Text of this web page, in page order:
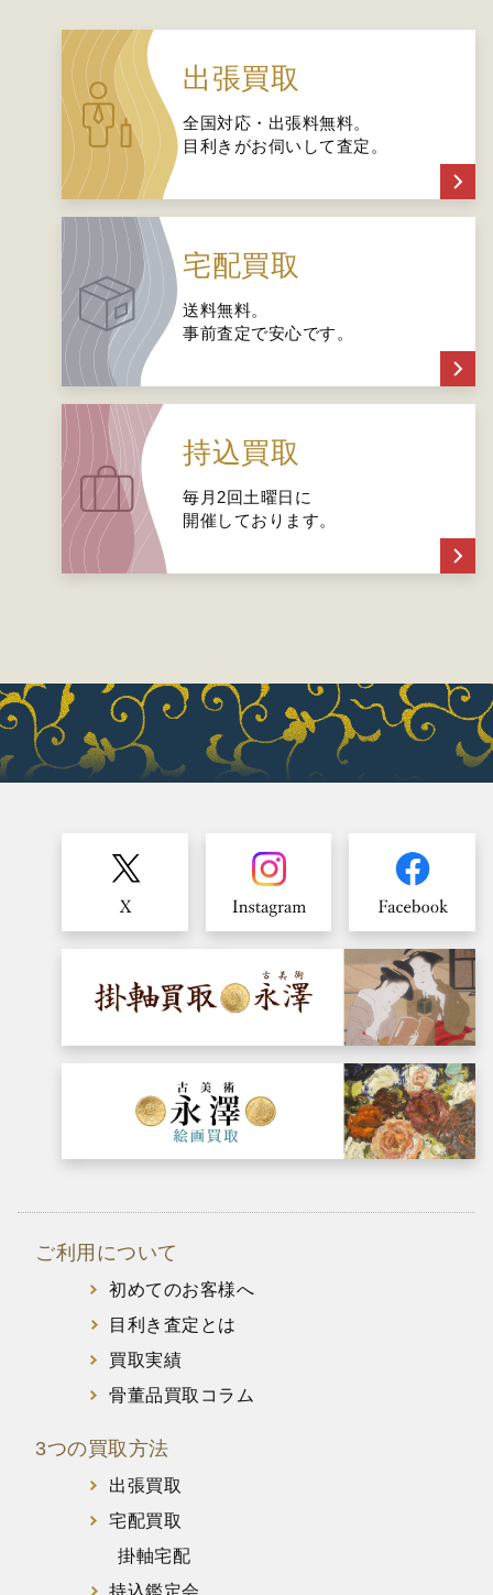
出張買取
全国対応・出張料無料。
目利きがお伺いして査定。
宅配買取
送料無料。
事前査定で安心です。
持込買取
毎月2回土曜日に
開催しております。
ご利用について
初めてのお客様へ
目利き査定とは
買取実績
骨董品買取コラム
3つの買取方法
出張買取
宅配買取
掛軸宅配